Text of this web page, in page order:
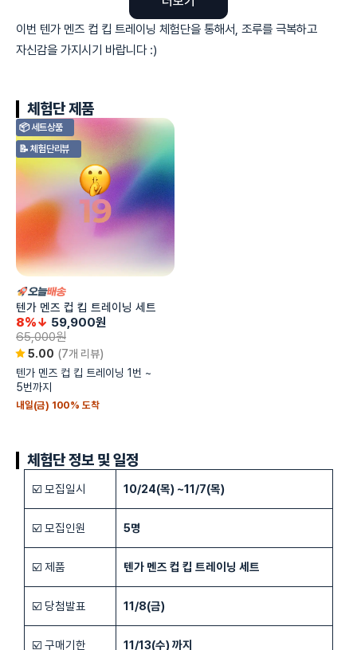
이번 텐가 멘즈 컵 킵 트레이닝 체험단을 통해서, 조루를 극복하고
자신감을 가지시기 바랍니다 :)
체험단 제품
📦 세트상품
📝 체험단리뷰
내일(금) 100% 도착
텐가 멘즈 컵 킵 트레이닝 세트
8%↓ 59,900원
65,000원
5.00 (7개 리뷰)
텐가 멘즈 컵 킵 트레이닝 1번 ~
5번까지
체험단 정보 및 일정
☑️ 모집일시 10/24(목) ~11/7(목)
☑️ 모집인원 5명
☑️ 제품 텐가 멘즈 컵 킵 트레이닝 세트
☑️ 당첨발표 11/8(금)
☑️ 구매기한 11/13(수) 까지